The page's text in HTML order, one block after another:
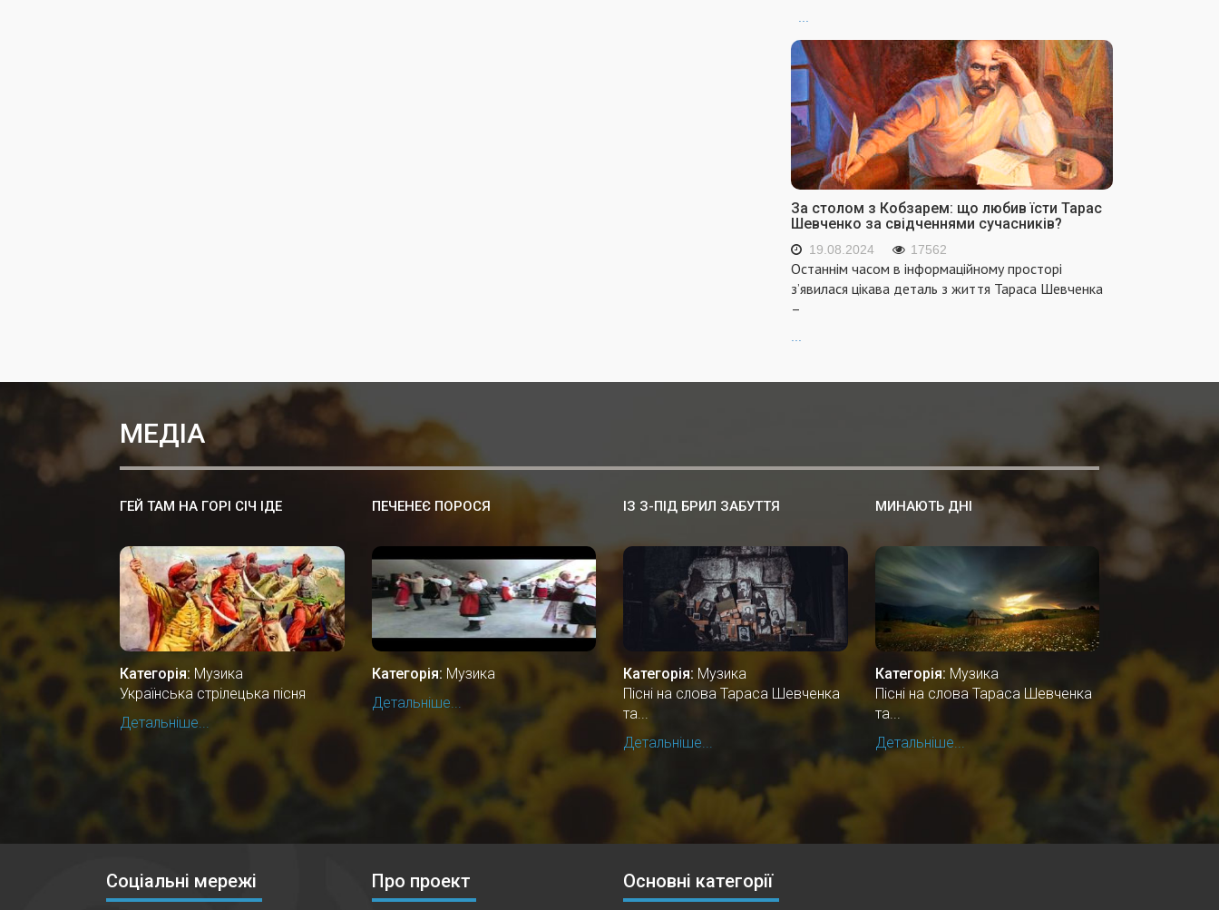
...
За столом з Кобзарем: що любив їсти Тарас
Шевченко за свідченнями сучасників?
19.08.2024 17562
Останнім часом в інформаційному просторі
з’явилася цікава деталь з життя Тараса Шевченка
–
...
МЕДІА
ГЕЙ ТАМ НА ГОРІ СІЧ ІДЕ
Категорія: Музика
Українська стрілецька пісня
Детальніше...
ПЕЧЕНЕЄ ПОРОСЯ
Категорія: Музика
Детальніше...
ІЗ З-ПІД БРИЛ ЗАБУТТЯ
Категорія: Музика
Пісні на слова Тараса Шевченка
та...
Детальніше...
МИНАЮТЬ ДНІ
Категорія: Музика
Пісні на слова Тараса Шевченка
та...
Детальніше...
Соціальні мережі Про проект Основні категорії